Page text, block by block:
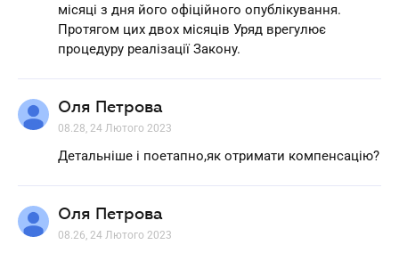
місяці з дня його офіційного опублікування.
Протягом цих двох місяців Уряд врегулює
процедуру реалізації Закону.
Оля Петрова
08.28, 24 Лютого 2023
Детальніше і поетапно,як отримати компенсацію?
Оля Петрова
08.26, 24 Лютого 2023